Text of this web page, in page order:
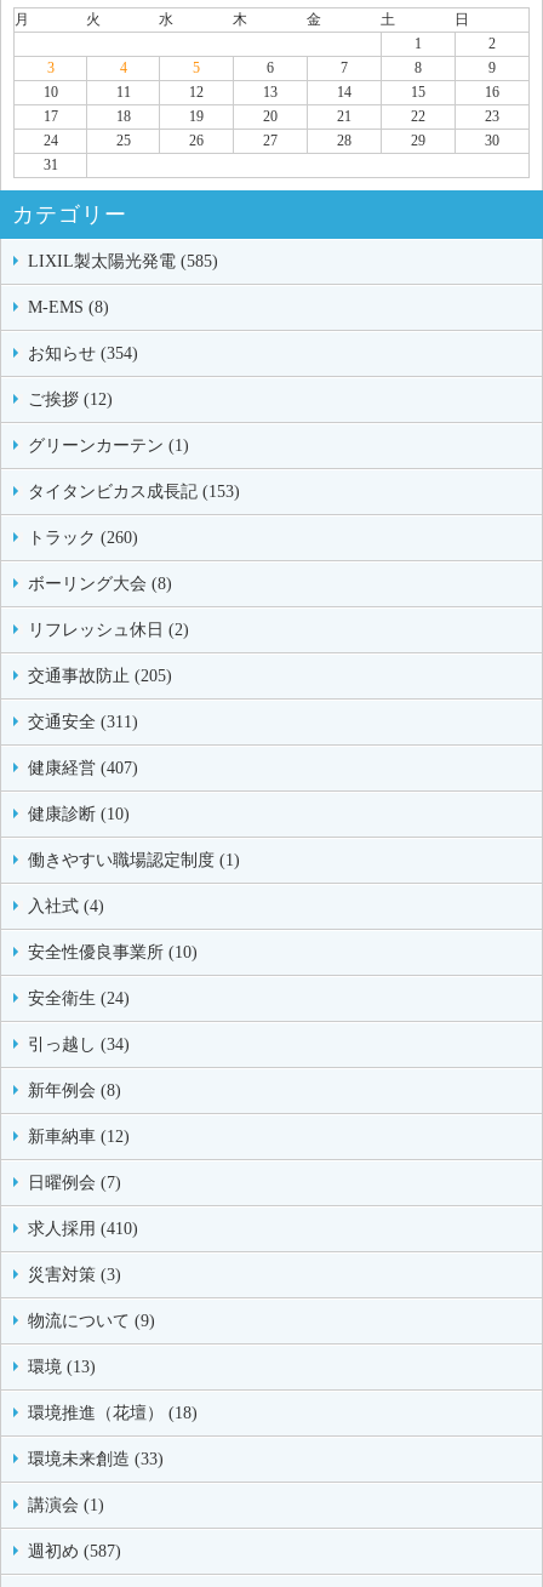
月
火 水 木 金 土
日
1
2
3
4 5 6 7 8
9
10
11 12 13 14 15
16
17
18 19 20 21 22
23
24
25 26 27 28 29
30
31
カテゴリー
LIXIL製太陽光発電 (585)
M-EMS (8)
お知らせ (354)
ご挨拶 (12)
グリーンカーテン (1)
タイタンビカス成長記 (153)
トラック (260)
ボーリング大会 (8)
リフレッシュ休日 (2)
交通事故防止 (205)
交通安全 (311)
健康経営 (407)
健康診断 (10)
働きやすい職場認定制度 (1)
入社式 (4)
安全性優良事業所 (10)
安全衛生 (24)
引っ越し (34)
新年例会 (8)
新車納車 (12)
日曜例会 (7)
求人採用 (410)
災害対策 (3)
物流について (9)
環境 (13)
環境推進（花壇） (18)
環境未来創造 (33)
講演会 (1)
週初め (587)